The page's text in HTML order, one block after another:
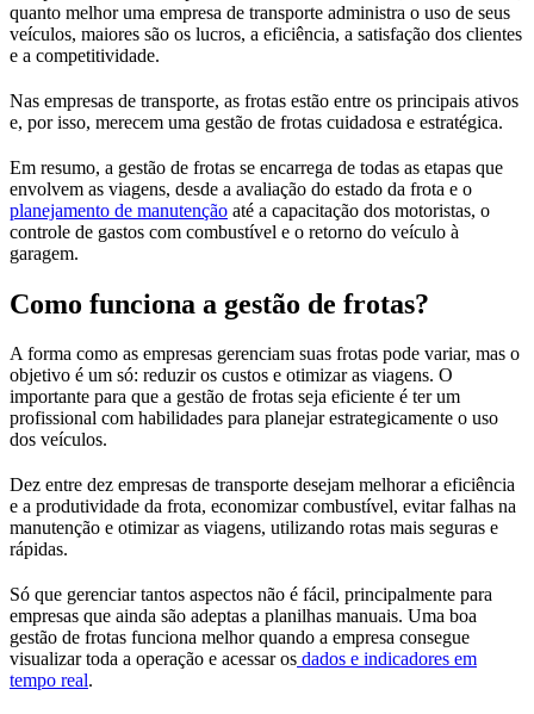
quanto melhor uma empresa de transporte administra o uso de seus
veículos, maiores são os lucros, a eficiência, a satisfação dos clientes
e a competitividade.
Nas empresas de transporte, as frotas estão entre os principais ativos
e, por isso, merecem uma gestão de frotas cuidadosa e estratégica.
Em resumo, a gestão de frotas se encarrega de todas as etapas que
envolvem as viagens, desde a avaliação do estado da frota e o
planejamento de manutenção até a capacitação dos motoristas, o
controle de gastos com combustível e o retorno do veículo à
garagem.
Como funciona a gestão de frotas?
A forma como as empresas gerenciam suas frotas pode variar, mas o
objetivo é um só: reduzir os custos e otimizar as viagens. O
importante para que a gestão de frotas seja eficiente é ter um
profissional com habilidades para planejar estrategicamente o uso
dos veículos.
Dez entre dez empresas de transporte desejam melhorar a eficiência
e a produtividade da frota, economizar combustível, evitar falhas na
manutenção e otimizar as viagens, utilizando rotas mais seguras e
rápidas.
Só que gerenciar tantos aspectos não é fácil, principalmente para
empresas que ainda são adeptas a planilhas manuais. Uma boa
gestão de frotas funciona melhor quando a empresa consegue
visualizar toda a operação e acessar os dados e indicadores em
tempo real.